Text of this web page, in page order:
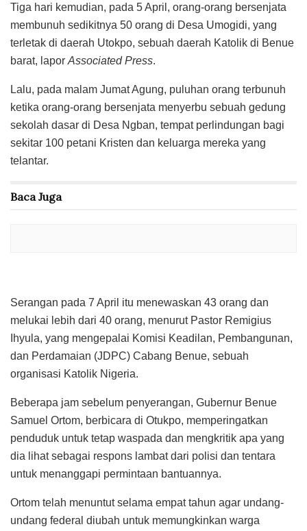
Tiga hari kemudian, pada 5 April, orang-orang bersenjata
membunuh sedikitnya 50 orang di Desa Umogidi, yang
terletak di daerah Utokpo, sebuah daerah Katolik di Benue
barat, lapor Associated Press.
Lalu, pada malam Jumat Agung, puluhan orang terbunuh
ketika orang-orang bersenjata menyerbu sebuah gedung
sekolah dasar di Desa Ngban, tempat perlindungan bagi
sekitar 100 petani Kristen dan keluarga mereka yang
telantar.
Baca Juga
Serangan pada 7 April itu menewaskan 43 orang dan
melukai lebih dari 40 orang, menurut Pastor Remigius
Ihyula, yang mengepalai Komisi Keadilan, Pembangunan,
dan Perdamaian (JDPC) Cabang Benue, sebuah
organisasi Katolik Nigeria.
Beberapa jam sebelum penyerangan, Gubernur Benue
Samuel Ortom, berbicara di Otukpo, memperingatkan
penduduk untuk tetap waspada dan mengkritik apa yang
dia lihat sebagai respons lambat dari polisi dan tentara
untuk menanggapi permintaan bantuannya.
Ortom telah menuntut selama empat tahun agar undang-
undang federal diubah untuk memungkinkan warga